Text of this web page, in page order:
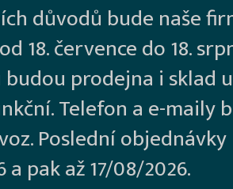
důvodů bude naše
18. července do 18.
prodejna i sklad
Telefon a e-maily
Poslední
a pak až 17/08/2026.